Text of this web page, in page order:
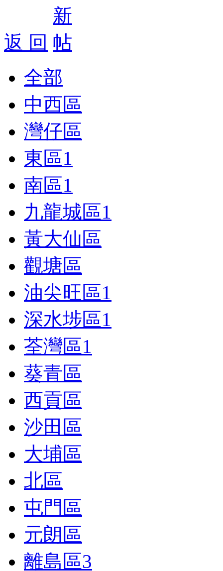
返 回
全部
中西區
灣仔區
東區1
南區1
九龍城區1
黃大仙區
觀塘區
油尖旺區1
深水埗區1
荃灣區1
葵青區
西貢區
沙田區
大埔區
北區
屯門區
元朗區
離島區3